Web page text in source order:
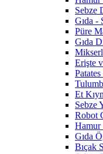
Sebze
Gıda -
Püre
Gıda
Erişte
Et
Sebze
Robot
Hamur
Gıda
Bıçak